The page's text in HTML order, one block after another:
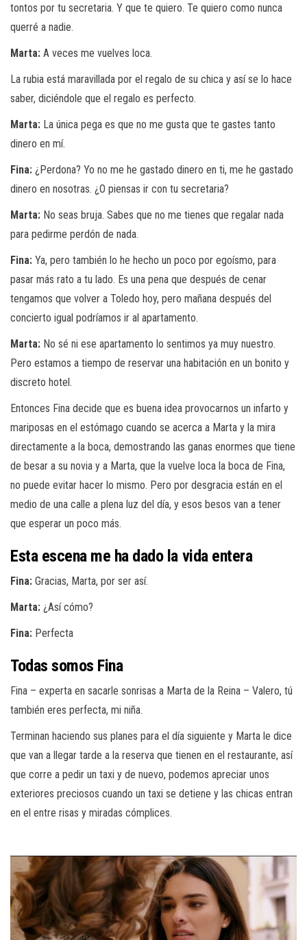
tontos por tu secretaria. Y que te quiero. Te quiero como nunca
querré a nadie.
Marta: A veces me vuelves loca.
La rubia está maravillada por el regalo de su chica y así se lo hace
saber, diciéndole que el regalo es perfecto.
Marta: La única pega es que no me gusta que te gastes tanto
dinero en mí.
Fina: ¿Perdona? Yo no me he gastado dinero en ti, me he gastado
dinero en nosotras. ¿O piensas ir con tu secretaria?
Marta: No seas bruja. Sabes que no me tienes que regalar nada
para pedirme perdón de nada.
Fina: Ya, pero también lo he hecho un poco por egoísmo, para
pasar más rato a tu lado. Es una pena que después de cenar
tengamos que volver a Toledo hoy, pero mañana después del
concierto igual podríamos ir al apartamento.
Marta: No sé ni ese apartamento lo sentimos ya muy nuestro.
Pero estamos a tiempo de reservar una habitación en un bonito y
discreto hotel.
Entonces Fina decide que es buena idea provocarnos un infarto y
mariposas en el estómago cuando se acerca a Marta y la mira
directamente a la boca, demostrando las ganas enormes que tiene
de besar a su novia y a Marta, que la vuelve loca la boca de Fina,
no puede evitar hacer lo mismo. Pero por desgracia están en el
medio de una calle a plena luz del día, y esos besos van a tener
que esperar un poco más.
Esta escena me ha dado la vida entera
Fina: Gracias, Marta, por ser así.
Marta: ¿Así cómo?
Fina: Perfecta
Todas somos Fina
Fina – experta en sacarle sonrisas a Marta de la Reina – Valero, tú
también eres perfecta, mi niña.
Terminan haciendo sus planes para el día siguiente y Marta le dice
que van a llegar tarde a la reserva que tienen en el restaurante, así
que corre a pedir un taxi y de nuevo, podemos apreciar unos
exteriores preciosos cuando un taxi se detiene y las chicas entran
en el entre risas y miradas cómplices.